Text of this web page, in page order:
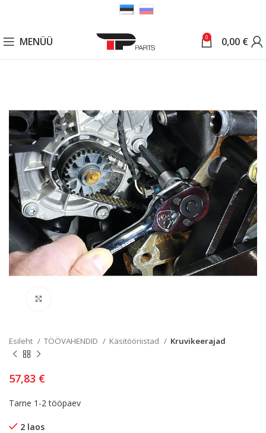
MENÜÜ 0 0,00 €
Esileht TÖÖVAHENDID Käsitööriistad Kruvikeerajad
57,83 €
Tarne 1-2 tööpaev
2 laos